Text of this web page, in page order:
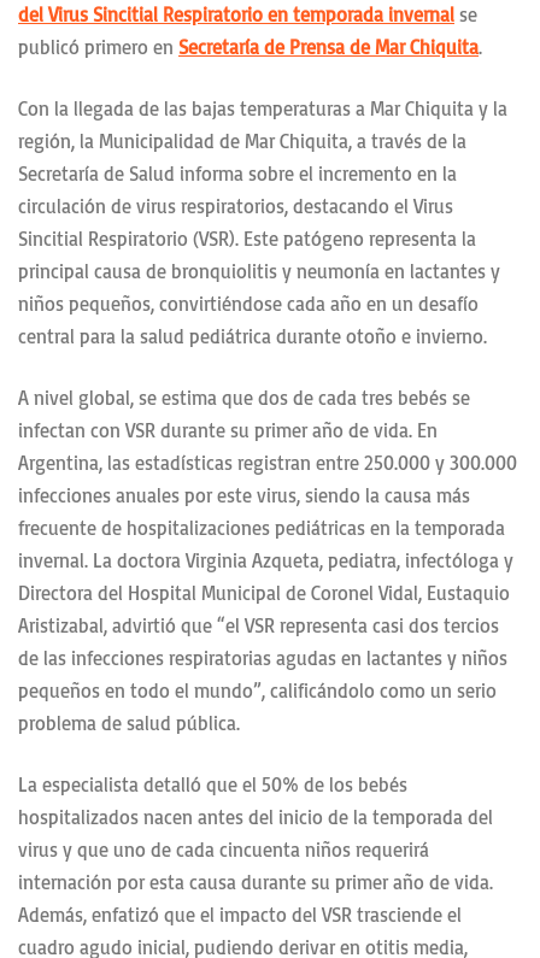
del Virus Sincitial Respiratorio en temporada invernal se
publicó primero en Secretaría de Prensa de Mar Chiquita.
Con la llegada de las bajas temperaturas a Mar Chiquita y la
región, la Municipalidad de Mar Chiquita, a través de la
Secretaría de Salud informa sobre el incremento en la
circulación de virus respiratorios, destacando el Virus
Sincitial Respiratorio (VSR). Este patógeno representa la
principal causa de bronquiolitis y neumonía en lactantes y
niños pequeños, convirtiéndose cada año en un desafío
central para la salud pediátrica durante otoño e invierno.
A nivel global, se estima que dos de cada tres bebés se
infectan con VSR durante su primer año de vida. En
Argentina, las estadísticas registran entre 250.000 y 300.000
infecciones anuales por este virus, siendo la causa más
frecuente de hospitalizaciones pediátricas en la temporada
invernal. La doctora Virginia Azqueta, pediatra, infectóloga y
Directora del Hospital Municipal de Coronel Vidal, Eustaquio
Aristizabal, advirtió que “el VSR representa casi dos tercios
de las infecciones respiratorias agudas en lactantes y niños
pequeños en todo el mundo”, calificándolo como un serio
problema de salud pública.
La especialista detalló que el 50% de los bebés
hospitalizados nacen antes del inicio de la temporada del
virus y que uno de cada cincuenta niños requerirá
internación por esta causa durante su primer año de vida.
Además, enfatizó que el impacto del VSR trasciende el
cuadro agudo inicial, pudiendo derivar en otitis media,